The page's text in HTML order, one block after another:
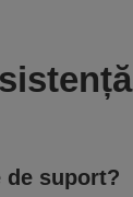
de suport?